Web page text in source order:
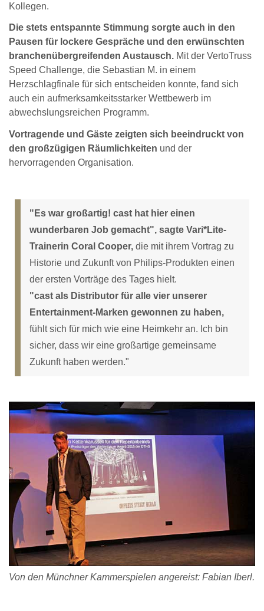
Kollegen.
Die stets entspannte Stimmung sorgte auch in den
Pausen für lockere Gespräche und den erwünschten
branchenübergreifenden Austausch. Mit der VertoTruss
Speed Challenge, die Sebastian M. in einem
Herzschlagfinale für sich entscheiden konnte, fand sich
auch ein aufmerksamkeitsstarker Wettbewerb im
abwechslungsreichen Programm.
Vortragende und Gäste zeigten sich beeindruckt von
den großzügigen Räumlichkeiten und der
hervorragenden Organisation.
"Es war großartig! cast hat hier einen
wunderbaren Job gemacht", sagte Vari*Lite-
Trainerin Coral Cooper, die mit ihrem Vortrag zu
Historie und Zukunft von Philips-Produkten einen
der ersten Vorträge des Tages hielt.
"cast als Distributor für alle vier unserer
Entertainment-Marken gewonnen zu haben,
fühlt sich für mich wie eine Heimkehr an. Ich bin
sicher, dass wir eine großartige gemeinsame
Zukunft haben werden."
Von den Münchner Kammerspielen angereist: Fabian Iberl.